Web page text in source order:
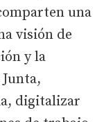
una
visión de
y la
digitalizar